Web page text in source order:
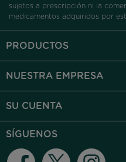
sujetos a prescripción ni la
medicamentos adquiridos por
PRODUCTOS
NUESTRA EMPRESA
SU CUENTA
SÍGUENOS
Facebook Twitter